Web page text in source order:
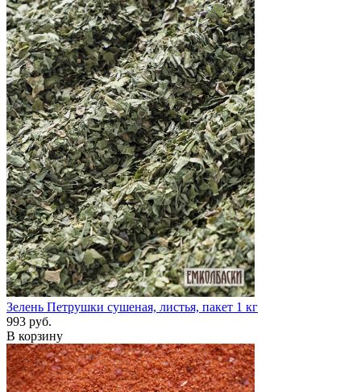
Зелень Петрушки сушеная, листья, пакет 1 кг
993 руб.
В корзину